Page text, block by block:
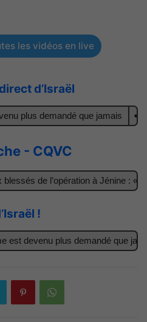
les vidéos en live
d’Israël
plus demandé que jamais Il
- CQVC
de l’opération à Jénine : «
!
devenu plus demandé que jamais